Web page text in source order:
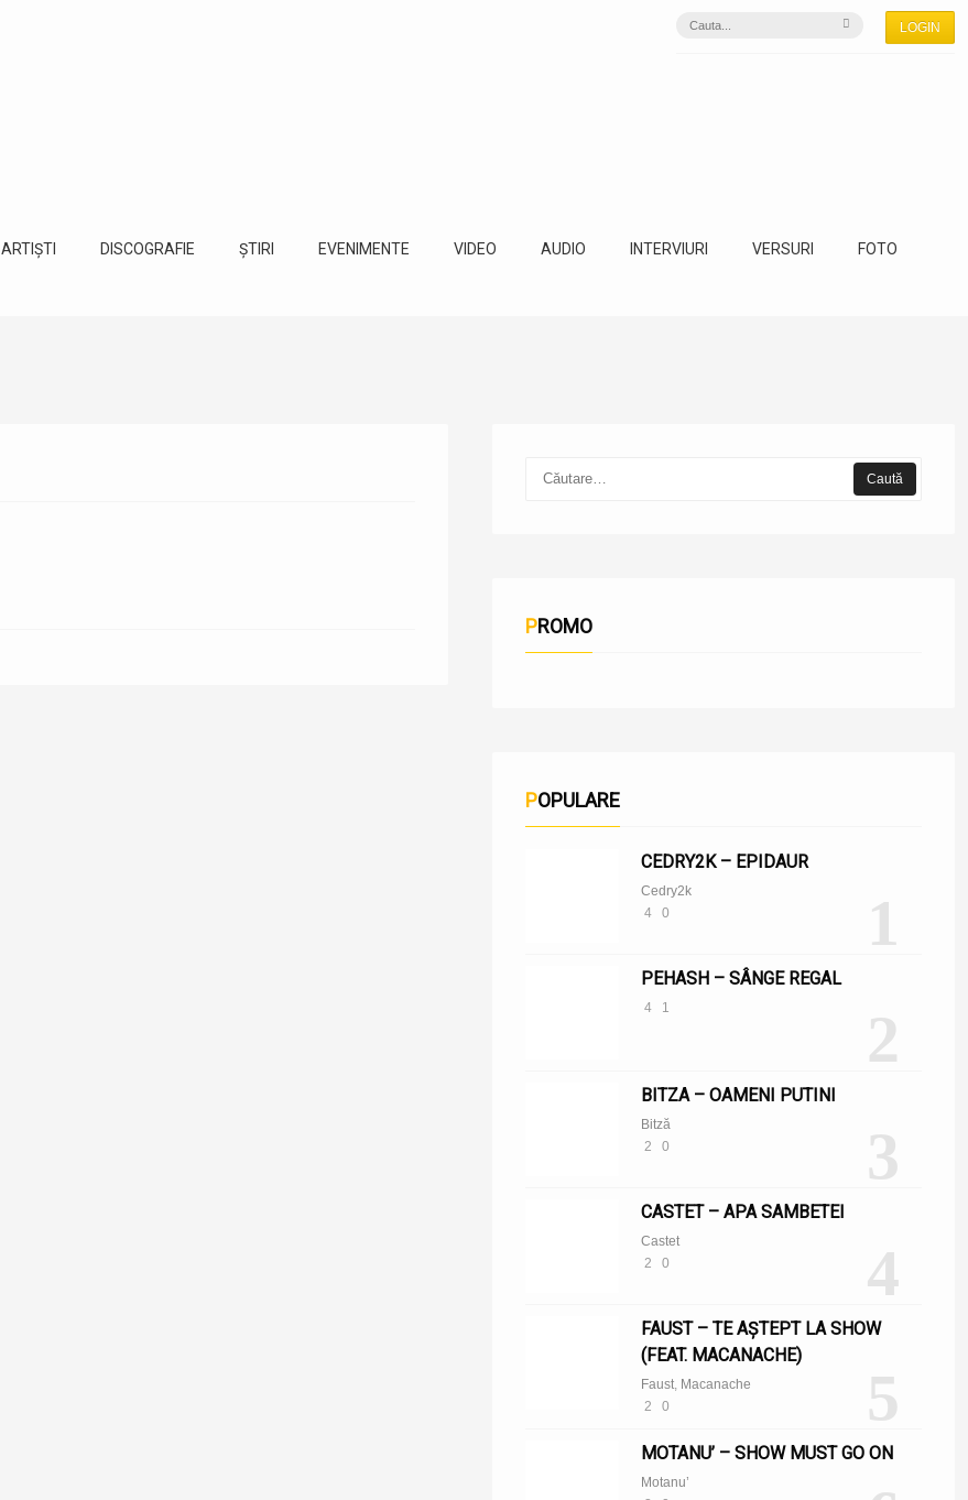
LOGIN
ARTIȘTI DISCOGRAFIE ȘTIRI EVENIMENTE VIDEO AUDIO INTERVIURI VERSURI FOTO
PROMO
POPULARE
1
CEDRY2K – EPIDAUR
Cedry2k
4
0
2
PEHASH – SÂNGE REGAL
4 1
3
BITZA – OAMENI PUTINI
Bitză
2
0
4
CASTET – APA SAMBETEI
Castet
2
0
5
FAUST – TE AȘTEPT LA SHOW
(FEAT. MACANACHE)
Faust, Macanache
2
0
MOTANU’ – SHOW MUST GO ON
Motanu’